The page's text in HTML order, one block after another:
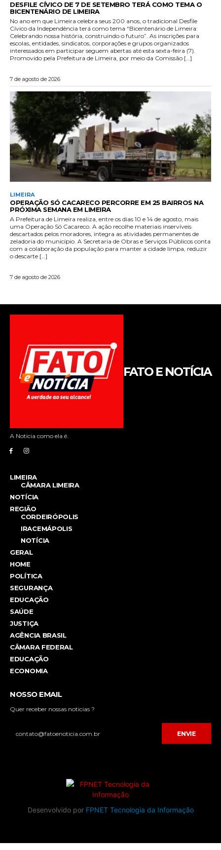
FATO E NOTÍCIA
A Noticia como ela é.
LIMEIRA
CÂMARA LIMEIRA
NOTÍCIA
REGIÃO
CORDEIRÓPOLIS
IRACEMÁPOLIS
NOTÍCIA
GERAL
HOME
POLÍTICA
SEGURANÇA
EDUCAÇÃO
SAÚDE
JUSTIÇA
AGÊNCIA BRASIL
CÂMARA FEDERAL
EDUCAÇÃO
ECONOMIA
NOSSO EMAIL
Quer receber nossas noticias ?
ENVIE
Desenvolvido por FPNET Tecnologia da Informação